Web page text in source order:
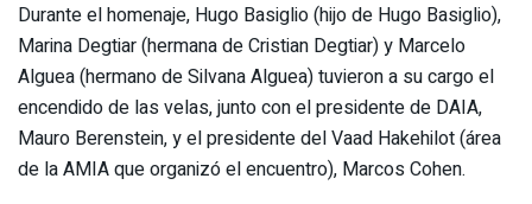
Durante el homenaje, Hugo Basiglio (hijo de Hugo Basiglio),
Marina Degtiar (hermana de Cristian Degtiar) y Marcelo
Alguea (hermano de Silvana Alguea) tuvieron a su cargo el
encendido de las velas, junto con el presidente de DAIA,
Mauro Berenstein, y el presidente del Vaad Hakehilot (área
de la AMIA que organizó el encuentro), Marcos Cohen.